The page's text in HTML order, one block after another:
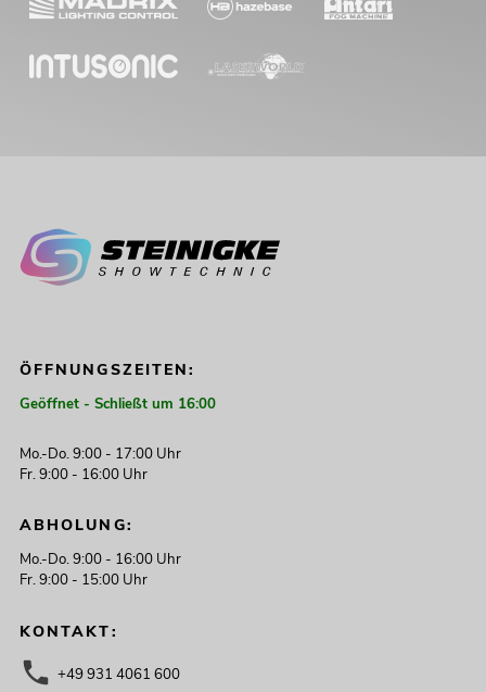
ÖFFNUNGSZEITEN:
Geöffnet - Schließt um 16:00
Mo.-Do. 9:00 - 17:00 Uhr
Fr. 9:00 - 16:00 Uhr
ABHOLUNG:
Mo.-Do. 9:00 - 16:00 Uhr
Fr. 9:00 - 15:00 Uhr
KONTAKT:
+49 931 4061 600